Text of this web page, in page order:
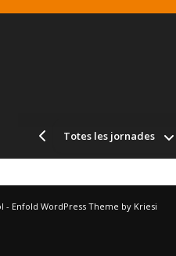
Totes les jornades
- Enfold WordPress Theme by Kriesi